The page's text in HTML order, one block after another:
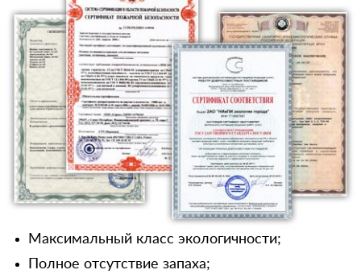
Максимальный класс экологичности;
Полное отсутствие запаха;